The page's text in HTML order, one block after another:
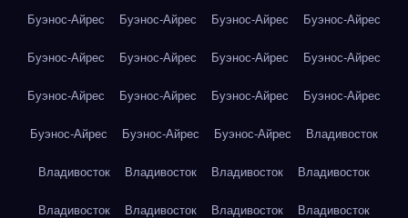
Буэнос-Айрес Буэнос-Айрес Буэнос-Айрес Буэнос-Айрес
Буэнос-Айрес Буэнос-Айрес Буэнос-Айрес Буэнос-Айрес
Буэнос-Айрес Буэнос-Айрес Буэнос-Айрес Буэнос-Айрес
Буэнос-Айрес Буэнос-Айрес Буэнос-Айрес Владивосток
Владивосток Владивосток Владивосток Владивосток
Владивосток Владивосток Владивосток Владивосток